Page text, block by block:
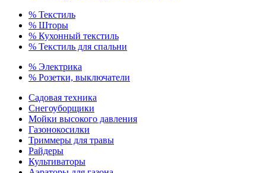
% Текстиль
% Шторы
% Кухонный текстиль
% Текстиль для спальни
% Электрика
% Розетки, выключатели
Садовая техника
Снегоуборщики
Мойки высокого давления
Газонокосилки
Триммеры для травы
Райдеры
Культиваторы